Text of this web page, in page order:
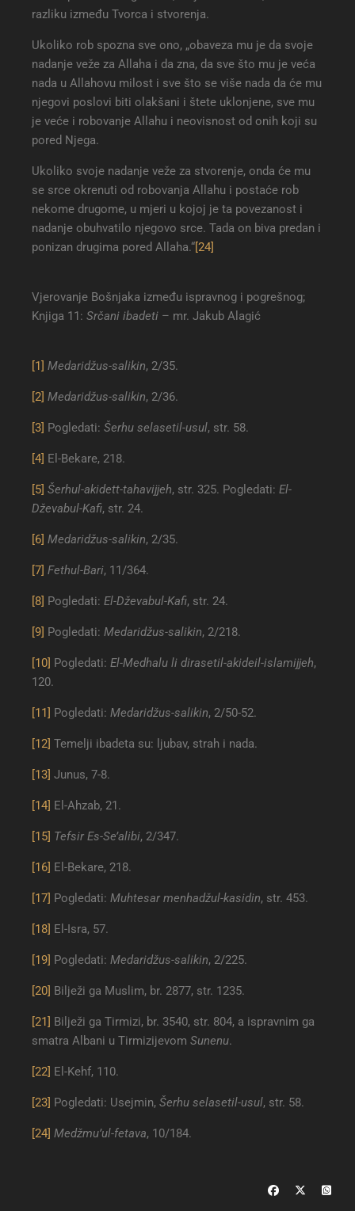
razliku između Tvorca i stvorenja.
Ukoliko rob spozna sve ono, „obaveza mu je da svoje
nadanje veže za Allaha i da zna, da sve što mu je veća
nada u Allahovu milost i sve što se više nada da će mu
njegovi poslovi biti olakšani i štete uklonjene, sve mu
je veće i robovanje Allahu i neovisnost od onih koji su
pored Njega.
Ukoliko svoje nadanje veže za stvorenje, onda će mu
se srce okrenuti od robovanja Allahu i postaće rob
nekome drugome, u mjeri u kojoj je ta povezanost i
nadanje obuhvatilo njegovo srce. Tada on biva predan i
ponizan drugima pored Allaha.“[24]
Vjerovanje Bošnjaka između ispravnog i pogrešnog;
Knjiga 11: Srčani ibadeti – mr. Jakub Alagić
[1] Medaridžus-salikin, 2/35.
[2] Medaridžus-salikin, 2/36.
[3] Pogledati: Šerhu selasetil-usul, str. 58.
[4] El-Bekare, 218.
[5] Šerhul-akidett-tahavijjeh, str. 325. Pogledati: El-
Dževabul-Kafi, str. 24.
[6] Medaridžus-salikin, 2/35.
[7] Fethul-Bari, 11/364.
[8] Pogledati: El-Dževabul-Kafi, str. 24.
[9] Pogledati: Medaridžus-salikin, 2/218.
[10] Pogledati: El-Medhalu li dirasetil-akideil-islamijjeh,
120.
[11] Pogledati: Medaridžus-salikin, 2/50-52.
[12] Temelji ibadeta su: ljubav, strah i nada.
[13] Junus, 7-8.
[14] El-Ahzab, 21.
[15] Tefsir Es-Se’alibi, 2/347.
[16] El-Bekare, 218.
[17] Pogledati: Muhtesar menhadžul-kasidin, str. 453.
[18] El-Isra, 57.
[19] Pogledati: Medaridžus-salikin, 2/225.
[20] Bilježi ga Muslim, br. 2877, str. 1235.
[21] Bilježi ga Tirmizi, br. 3540, str. 804, a ispravnim ga
smatra Albani u Tirmizijevom Sunenu.
[22] El-Kehf, 110.
[23] Pogledati: Usejmin, Šerhu selasetil-usul, str. 58.
[24] Medžmu’ul-fetava, 10/184.